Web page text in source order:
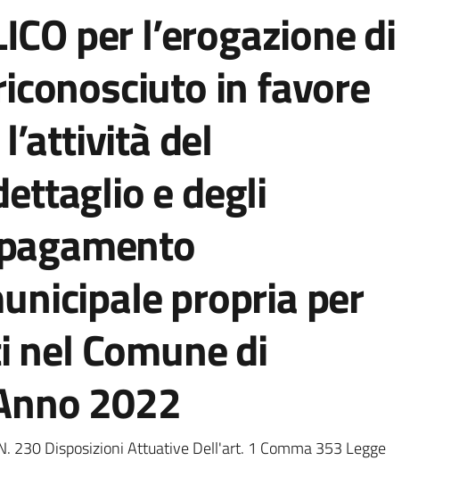
per l’erogazione di
in favore
del
e degli
propria per
Comune di
2022
230 Disposizioni Attuative Dell'art. 1 Comma 353 Legge